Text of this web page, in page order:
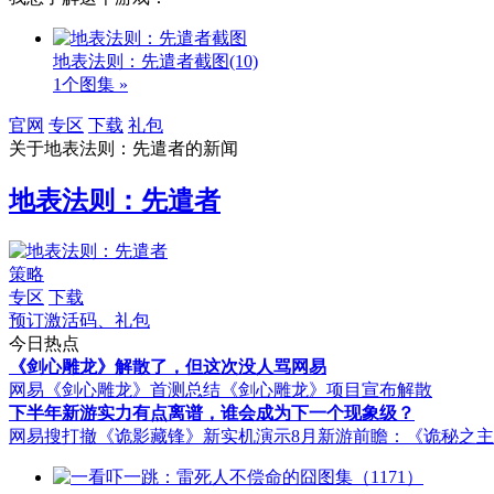
地表法则：先遣者截图(10)
1个图集 »
官网 专区 下载 礼包
关于地表法则：先遣者的新闻
地表法则：先遣者
策略
专区 下载
预订激活码、礼包
今日热点
《剑心雕龙》解散了，但这次没人骂网易
网易《剑心雕龙》首测总结 《剑心雕龙》项目宣布解散
下半年新游实力有点离谱，谁会成为下一个现象级？
网易搜打撤《诡影藏锋》新实机演示8月新游前瞻：《诡秘之